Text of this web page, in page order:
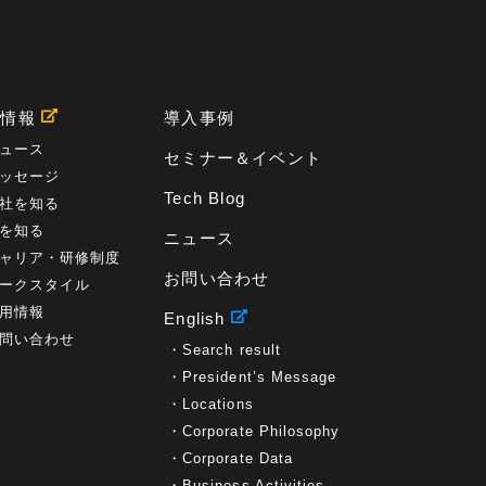
報
ース
セージ
を知る
知る
リア・研修制度
クスタイル
情報
い合わせ
導入事例
セミナー＆イベント
Tech Blog
ニュース
お問い合わせ
English
Search result
President’s Message
Locations
Corporate Philosophy
Corporate Data